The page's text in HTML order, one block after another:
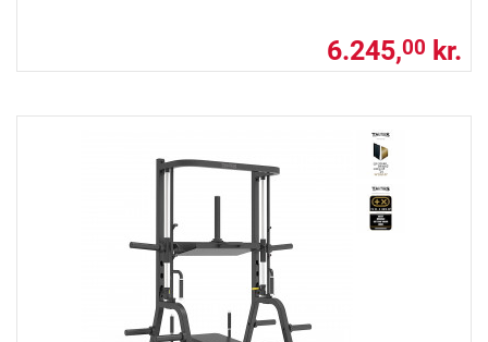
6.245,00 kr.